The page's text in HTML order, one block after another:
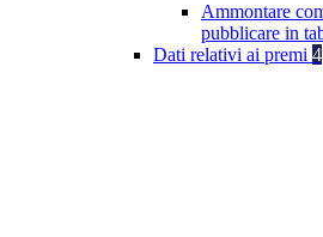
Ammontare
pubblicare in
Dati relativi ai premi 4